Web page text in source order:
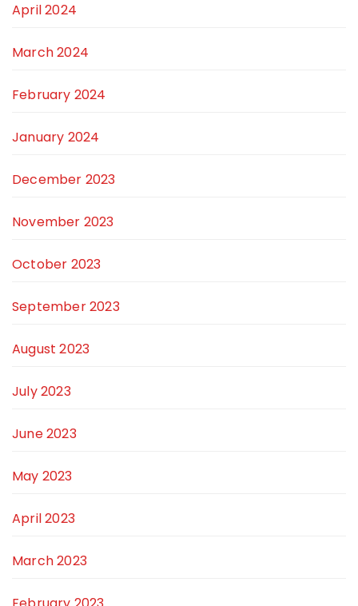
April 2024
March 2024
February 2024
January 2024
December 2023
November 2023
October 2023
September 2023
August 2023
July 2023
June 2023
May 2023
April 2023
March 2023